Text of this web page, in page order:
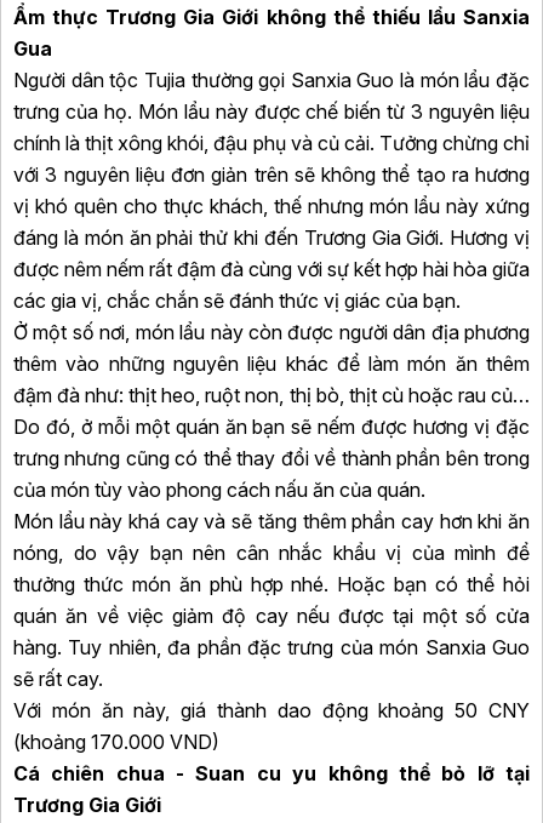
Ẩm thực Trương Gia Giới không thể thiếu lẩu Sanxia
Gua
Người dân tộc Tujia thường gọi Sanxia Guo là món lẩu đặc
trưng của họ. Món lẩu này được chế biến từ 3 nguyên liệu
chính là thịt xông khói, đậu phụ và củ cải. Tưởng chừng chỉ
với 3 nguyên liệu đơn giản trên sẽ không thể tạo ra hương
vị khó quên cho thực khách, thế nhưng món lẩu này xứng
đáng là món ăn phải thử khi đến Trương Gia Giới. Hương vị
được nêm nếm rất đậm đà cùng với sự kết hợp hài hòa giữa
các gia vị, chắc chắn sẽ đánh thức vị giác của bạn.
Ở một số nơi, món lẩu này còn được người dân địa phương
thêm vào những nguyên liệu khác để làm món ăn thêm
đậm đà như: thịt heo, ruột non, thị bò, thịt cù hoặc rau củ…
Do đó, ở mỗi một quán ăn bạn sẽ nếm được hương vị đặc
trưng nhưng cũng có thể thay đổi về thành phần bên trong
của món tùy vào phong cách nấu ăn của quán.
Món lẩu này khá cay và sẽ tăng thêm phần cay hơn khi ăn
nóng, do vậy bạn nên cân nhắc khẩu vị của mình để
thưởng thức món ăn phù hợp nhé. Hoặc bạn có thể hỏi
quán ăn về việc giảm độ cay nếu được tại một số cửa
hàng. Tuy nhiên, đa phần đặc trưng của món Sanxia Guo
sẽ rất cay.
Với món ăn này, giá thành dao động khoảng 50 CNY
(khoảng 170.000 VND)
Cá chiên chua - Suan cu yu không thể bỏ lỡ tại
Trương Gia Giới